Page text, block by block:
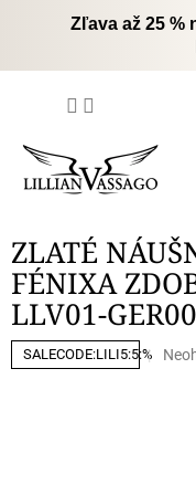
Zľava až 25 %
ZLATÉ
FÉNIXA
LLV01-
SALECODE:LILI5:5:%